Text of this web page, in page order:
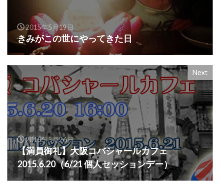
2015年5月19日
きみがこの世にやってきた日
Next
2015年5月26日
【満員御礼】大阪コバシャールカフェ
2015.6.20（6/21 個人セッションデー）